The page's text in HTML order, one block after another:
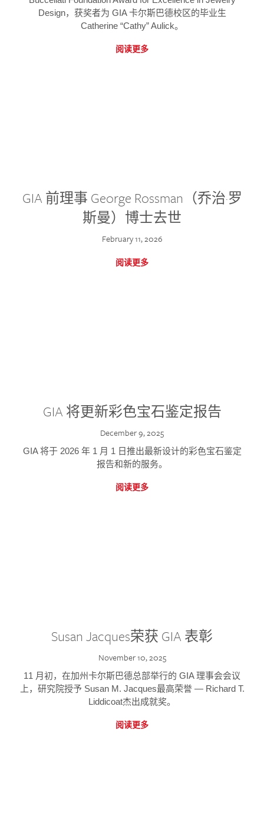
Design，获奖者为 GIA 卡尔斯巴德校区的毕业生
Catherine “Cathy” Aulick。
阅读更多
GIA 前理事 George Rossman（乔治·罗
斯曼）博士去世
February 11, 2026
阅读更多
GIA 将更新彩色宝石鉴定报告
December 9, 2025
GIA 将于 2026 年 1 月 1 日推出最新设计的彩色宝石鉴定
报告和新的服务。
阅读更多
Susan Jacques荣获 GIA 表彰
November 10, 2025
11 月初，在加州卡尔斯巴德总部举行的 GIA 理事会会议
上，研究院授予 Susan M. Jacques最高荣誉 — Richard T.
Liddicoat杰出成就奖。
阅读更多